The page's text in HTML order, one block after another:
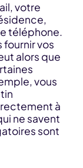
votre
téléphone.
fournir vos
alors que
vous
à
ne savent
sont